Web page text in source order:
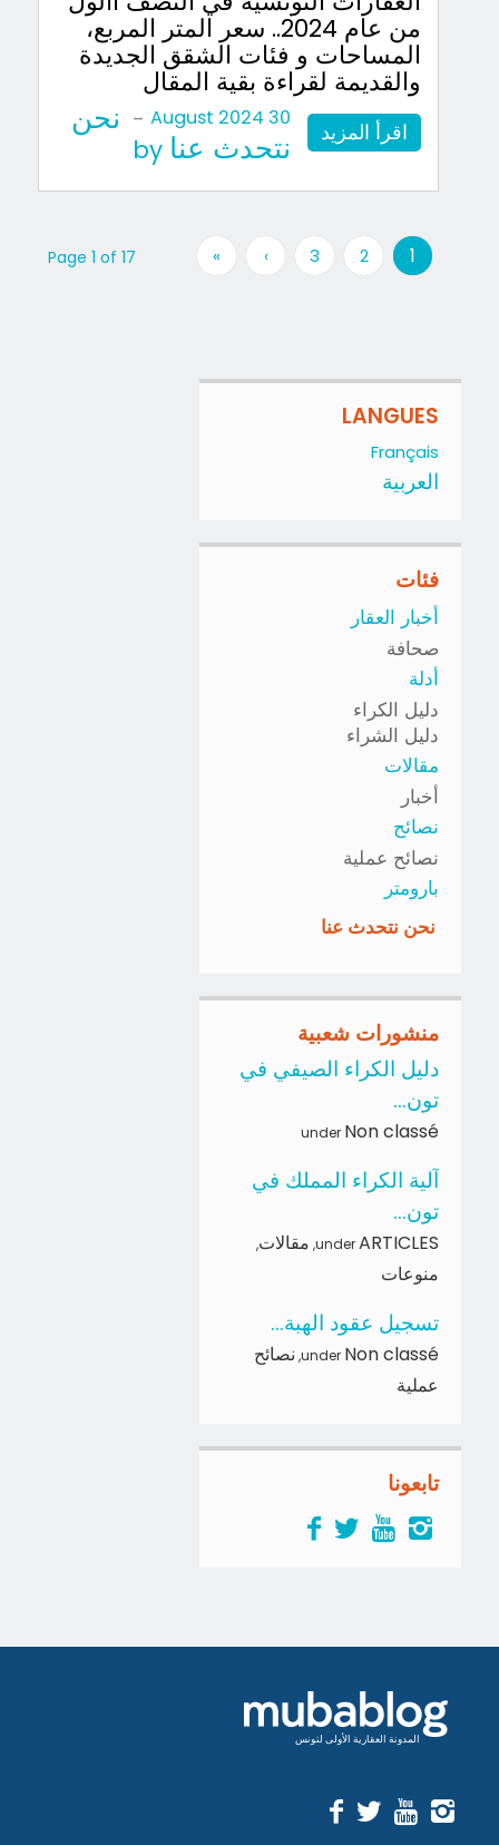
من عام 2024.. سعر المتر المربع،
المساحات و فئات الشقق الجديدة
والقديمة لقراءة بقية المقال
اقرأ المزيد
30 August 2024
- نحن
نتحدث عنا by
Page 1 of 17 1
2
3
›
»
LANGUES
Français
العربية
فئات
أخبار العقار
صحافة
أدلة
دليل الكراء
دليل الشراء
مقالات
أخبار
نصائح
نصائح عملية
بارومتر
نحن نتحدث عنا
منشورات شعبية
دليل الكراء الصيفي في
تون...
under Non classé
آلية الكراء المملك في
تون...
underARTICLES
, مقالات,
منوعات
تسجيل عقود الهبة...
under Non classé
, نصائح
عملية
تابعونا
المدونة العقارية الأولى لتونس